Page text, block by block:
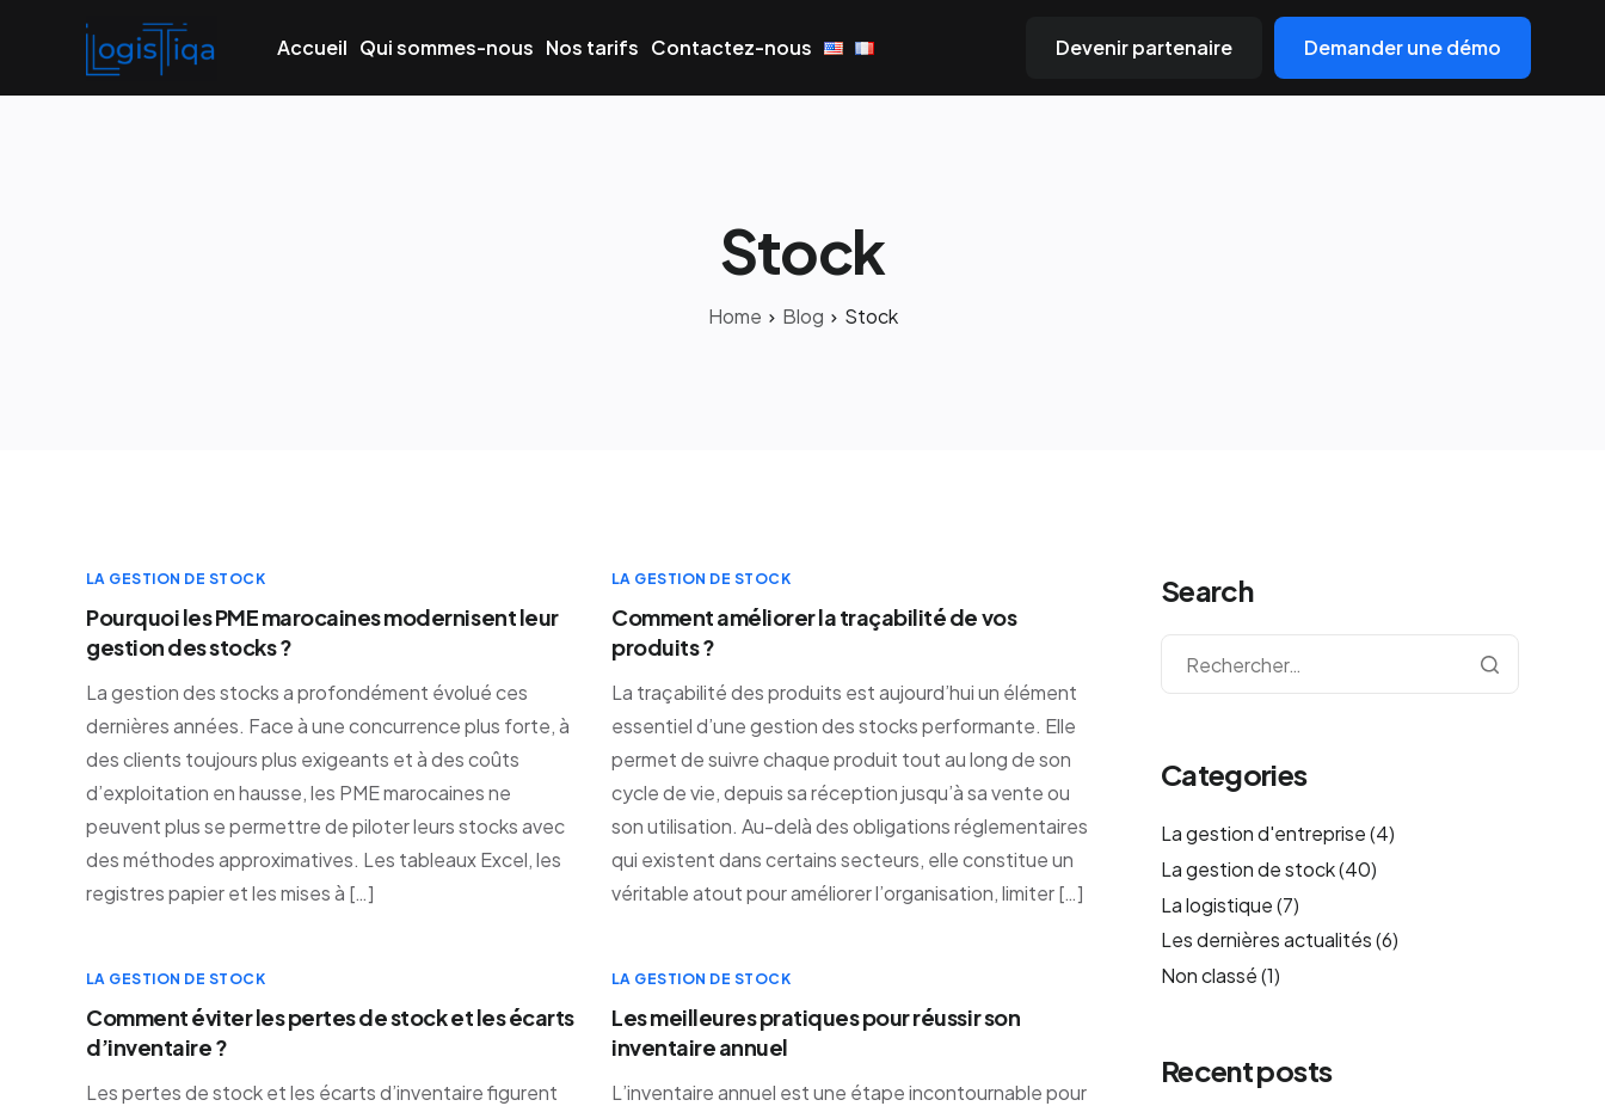
Accueil Qui sommes-nous Nos tarifs Contactez-nous Devenir partenaire Demander une démo
Stock
Home Blog Stock
LA GESTION DE STOCK
Pourquoi les PME marocaines modernisent leur
gestion des stocks ?
La gestion des stocks a profondément évolué ces
dernières années. Face à une concurrence plus forte, à
des clients toujours plus exigeants et à des coûts
d’exploitation en hausse, les PME marocaines ne
peuvent plus se permettre de piloter leurs stocks avec
des méthodes approximatives. Les tableaux Excel, les
registres papier et les mises à […]
LA GESTION DE STOCK
Comment améliorer la traçabilité de vos
produits ?
La traçabilité des produits est aujourd’hui un élément
essentiel d’une gestion des stocks performante. Elle
permet de suivre chaque produit tout au long de son
cycle de vie, depuis sa réception jusqu’à sa vente ou
son utilisation. Au-delà des obligations réglementaires
qui existent dans certains secteurs, elle constitue un
véritable atout pour améliorer l’organisation, limiter […]
LA GESTION DE STOCK
Comment éviter les pertes de stock et les écarts
d’inventaire ?
Les pertes de stock et les écarts d’inventaire figurent
LA GESTION DE STOCK
Les meilleures pratiques pour réussir son
inventaire annuel
L’inventaire annuel est une étape incontournable pour
Search
Categories
La gestion d'entreprise(4)
La gestion de stock(40)
La logistique(7)
Les dernières actualités(6)
Non classé(1)
Recent posts